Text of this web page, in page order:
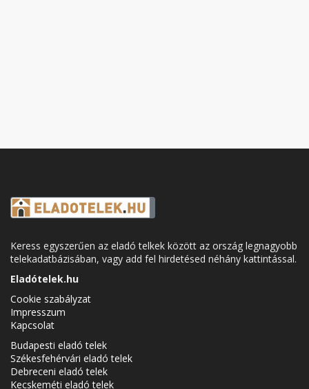
Keress egyszerűen az eladó telkek között az ország legnagyobb
telekadatbázisában, vagy add fel hirdetésed néhány kattintással.
Eladótelek.hu
Cookie szabályzat
Impresszum
Kapcsolat
Budapesti eladó telek
Székesfehérvári eladó telek
Debreceni eladó telek
Kecskeméti eladó telek